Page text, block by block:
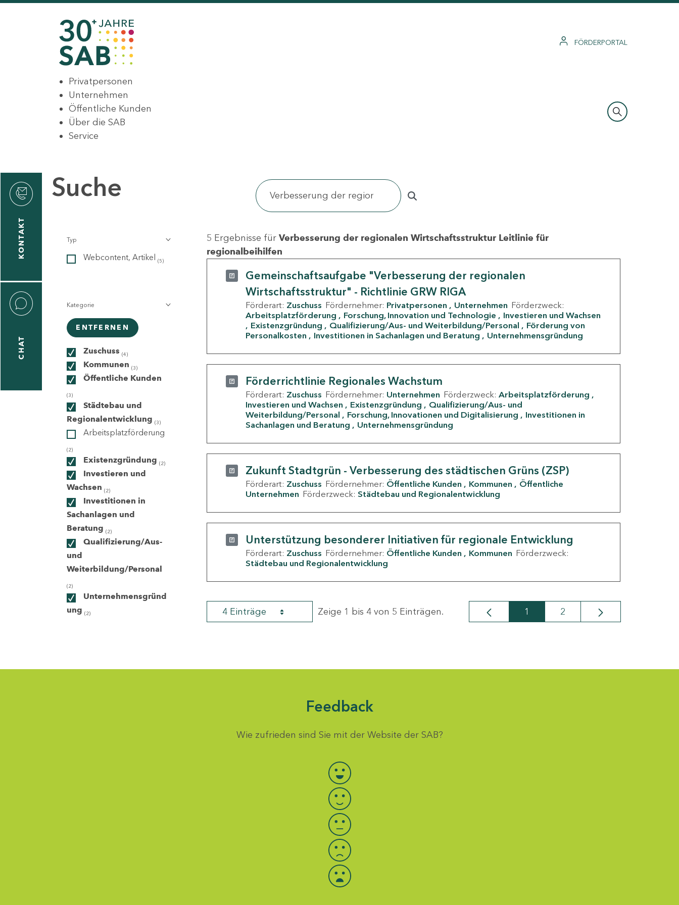
FÖRDERPORTAL
Privatpersonen
Unternehmen
Öffentliche Kunden
Über die SAB
Service
KONTAKT
CHAT
Suche
Typ
Webcontent, Artikel (5)
Kategorie
ENTFERNEN
Zuschuss (4)
Kommunen (3)
Öffentliche Kunden
(3)
Städtebau und
Regionalentwicklung (3)
Arbeitsplatzförderung
(2)
Existenzgründung (2)
Investieren und
Wachsen (2)
Investitionen in
Sachanlagen und
Beratung (2)
Qualifizierung/Aus-
und
Weiterbildung/Personal
(2)
Unternehmensgründ
ung (2)
5 Ergebnisse für Verbesserung der regionalen Wirtschaftsstruktur Leitlinie für
regionalbeihilfen
Gemeinschaftsaufgabe "Verbesserung der regionalen
Wirtschaftsstruktur" - Richtlinie GRW RIGA
Förderart: Zuschuss Fördernehmer: Privatpersonen Unternehmen Förderzweck:
Arbeitsplatzförderung
Forschung, Innovation und Technologie
Investieren und Wachsen
Existenzgründung
Qualifizierung/Aus- und Weiterbildung/Personal
Förderung von
Personalkosten
Investitionen in Sachanlagen und Beratung Unternehmensgründung
Förderrichtlinie Regionales Wachstum
Förderart: Zuschuss Fördernehmer: Unternehmen Förderzweck: Arbeitsplatzförderung
Investieren und Wachsen
Existenzgründung
Qualifizierung/Aus- und
Weiterbildung/Personal
Forschung, Innovationen und Digitalisierung
Investitionen in
Sachanlagen und Beratung
Unternehmensgründung
Zukunft Stadtgrün - Verbesserung des städtischen Grüns (ZSP)
Förderart: Zuschuss Fördernehmer: Öffentliche Kunden Kommunen
Öffentliche
Unternehmen Förderzweck: Städtebau und Regionalentwicklung
Unterstützung besonderer Initiativen für regionale Entwicklung
Förderart: Zuschuss Fördernehmer: Öffentliche Kunden Kommunen Förderzweck:
Städtebau und Regionalentwicklung
4 Einträge Zeige 1 bis 4 von 5 Einträgen. Seite
1 Seite
2
Feedback
Wie zufrieden sind Sie mit der Website der SAB?
Bewertung auswählen